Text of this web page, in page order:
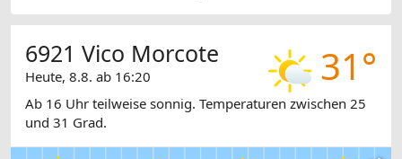
31°
6921 Vico Morcote
Heute, 8.8. ab 16:20
Ab 16 Uhr teilweise sonnig. Temperaturen zwischen 25
und 31 Grad.